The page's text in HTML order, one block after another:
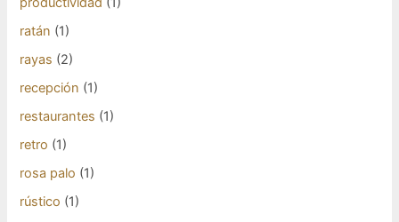
ratán (1)
rayas (2)
recepción (1)
restaurantes (1)
retro (1)
rosa palo (1)
rústico (1)